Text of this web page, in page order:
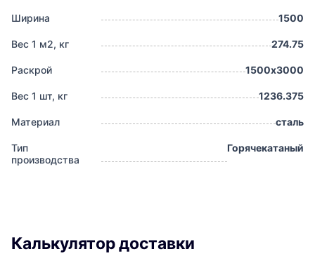
Ширина 1500
Вес 1 м2, кг 274.75
Раскрой 1500х3000
Вес 1 шт, кг 1236.375
Материал сталь
Тип
производства
Горячекатаный
Калькулятор доставки